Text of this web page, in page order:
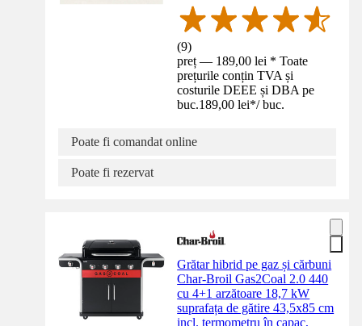
(9)
preț — 189,00 lei * Toate
prețurile conțin TVA și
costurile DEEE și DBA pe
buc.189,00 lei*/ buc.
Poate fi comandat online
Poate fi rezervat
Grătar hibrid pe gaz și cărbuni
Char-Broil Gas2Coal 2.0 440
cu 4+1 arzătoare 18,7 kW
suprafața de gătire 43,5x85 cm
incl. termometru în capac,